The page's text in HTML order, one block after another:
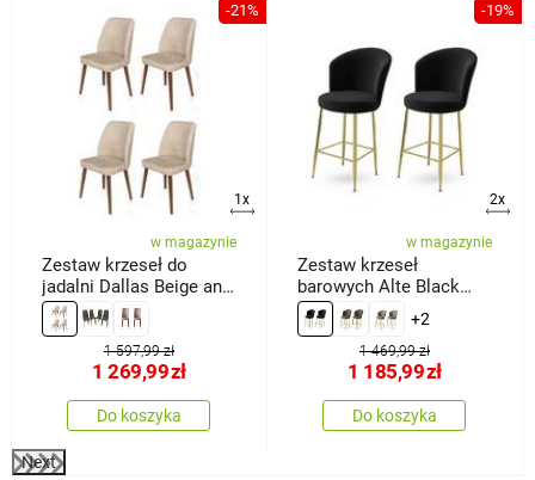
-21%
1x
w magazynie
Zestaw krzeseł do
jadalni Dallas Beige and
Brown, 4 szt.
1 597,99 zł
1 269,99zł
Do koszyka
-19%
2x
w magazynie
Zestaw krzeseł
barowych Alte Black
and Gold, 2 szt.+2
1 469,99 zł
1 185,99zł
Do koszyka
Next